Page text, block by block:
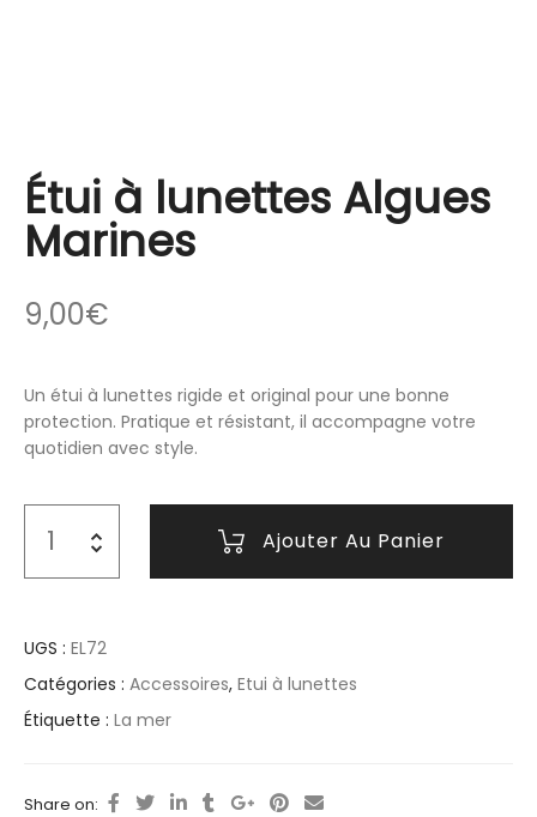
Étui à lunettes Algues
Marines
9,00€
Un étui à lunettes rigide et original pour une bonne
protection. Pratique et résistant, il accompagne votre
quotidien avec style.
Ajouter Au Panier
UGS : EL72
Catégories : Accessoires, Etui à lunettes
Étiquette : La mer
Share on: